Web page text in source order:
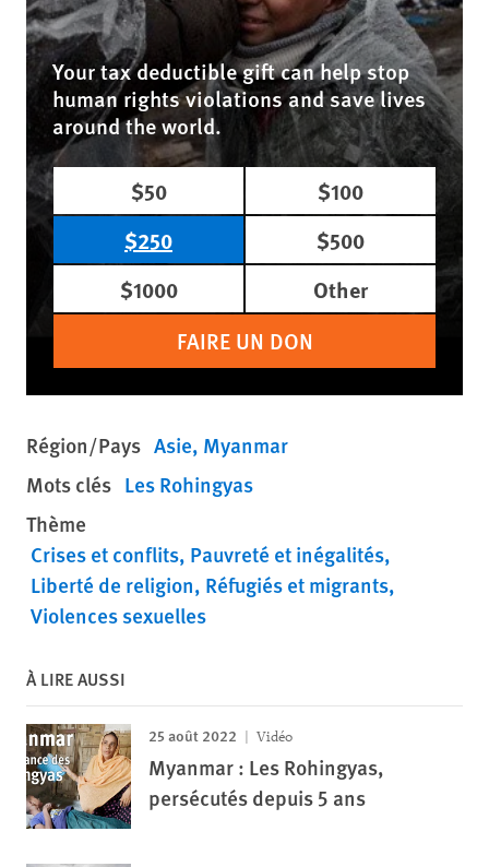
Your tax deductible gift can help stop
human rights violations and save lives
around the world.
$50
$100
$250
$500
$1000
Other
FAIRE UN DON
Région/Pays Asie Myanmar
Mots clés Les Rohingyas
Thème
Crises et conflits Pauvreté et inégalités
Liberté de religion Réfugiés et migrants
Violences sexuelles
À LIRE AUSSI
25 août 2022 Vidéo
Myanmar : Les Rohingyas,
persécutés depuis 5 ans